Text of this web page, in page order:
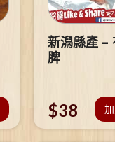
新潟縣產 –
脾
$38